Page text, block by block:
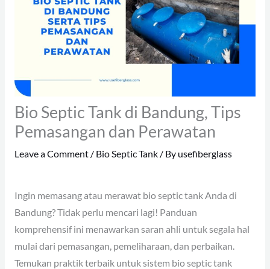
Bio Septic Tank di Bandung, Tips
Pemasangan dan Perawatan
Leave a Comment / Bio Septic Tank/ By usefiberglass
Ingin memasang atau merawat bio septic tank Anda di
Bandung? Tidak perlu mencari lagi! Panduan
komprehensif ini menawarkan saran ahli untuk segala hal
mulai dari pemasangan, pemeliharaan, dan perbaikan.
Temukan praktik terbaik untuk sistem bio septic tank